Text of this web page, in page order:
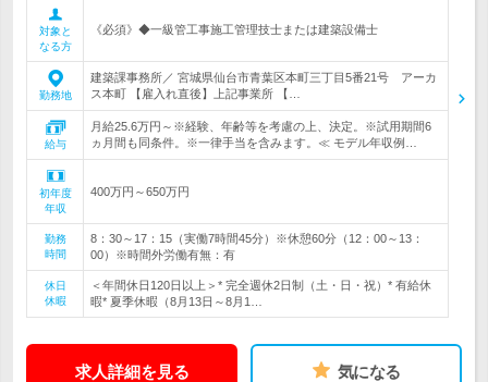
対象と
なる方
《必須》◆一級管工事施工管理技士または建築設備士
勤務地
建築課事務所／ 宮城県仙台市青葉区本町三丁目5番21号 アーカ
ス本町 【雇入れ直後】上記事業所 【…
給与
月給25.6万円～※経験、年齢等を考慮の上、決定。※試用期間6
ヵ月間も同条件。※一律手当を含みます。≪ モデル年収例…
初年度
年収
400万円～650万円
勤務
時間
8：30～17：15（実働7時間45分）※休憩60分（12：00～13：
00）※時間外労働有無：有
休日
休暇
＜年間休日120日以上＞* 完全週休2日制（土・日・祝）* 有給休
暇* 夏季休暇（8月13日～8月1…
求人詳細を見る 気になる